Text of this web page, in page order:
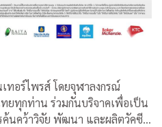
ทอร์ไพรส์ โดยจุฬาลงกรณ์
ยทุกท่าน ร่วมกันบริจาคเพื่อเป็น
นคว้าวิจัย พัฒนา และผลิตวัคซีน